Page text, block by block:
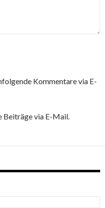
Kommentare via E-
Beiträge via E-Mail.